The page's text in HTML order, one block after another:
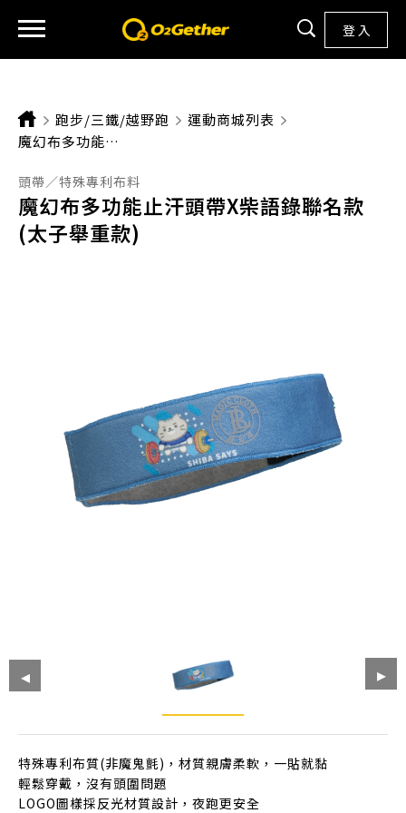
登 入
跑步/三鐵/越野跑
運動商城列表
CURRENT:
魔幻布多功能止汗頭帶X柴語錄聯名款(太子舉重款)
頭帶／特殊專利布料
魔幻布多功能止汗頭帶X柴語錄聯名款
(太子舉重款)
特殊專利布質(非魔鬼氈)，材質親膚柔軟，一貼就黏
輕鬆穿戴，沒有頭圍問題
LOGO圖樣採反光材質設計，夜跑更安全